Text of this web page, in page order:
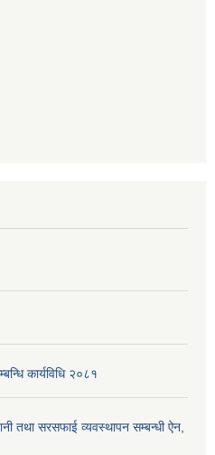
कार्यविधि २०८१
तथा सरसफाई व्यवस्थापन सम्बन्धी ऐन,